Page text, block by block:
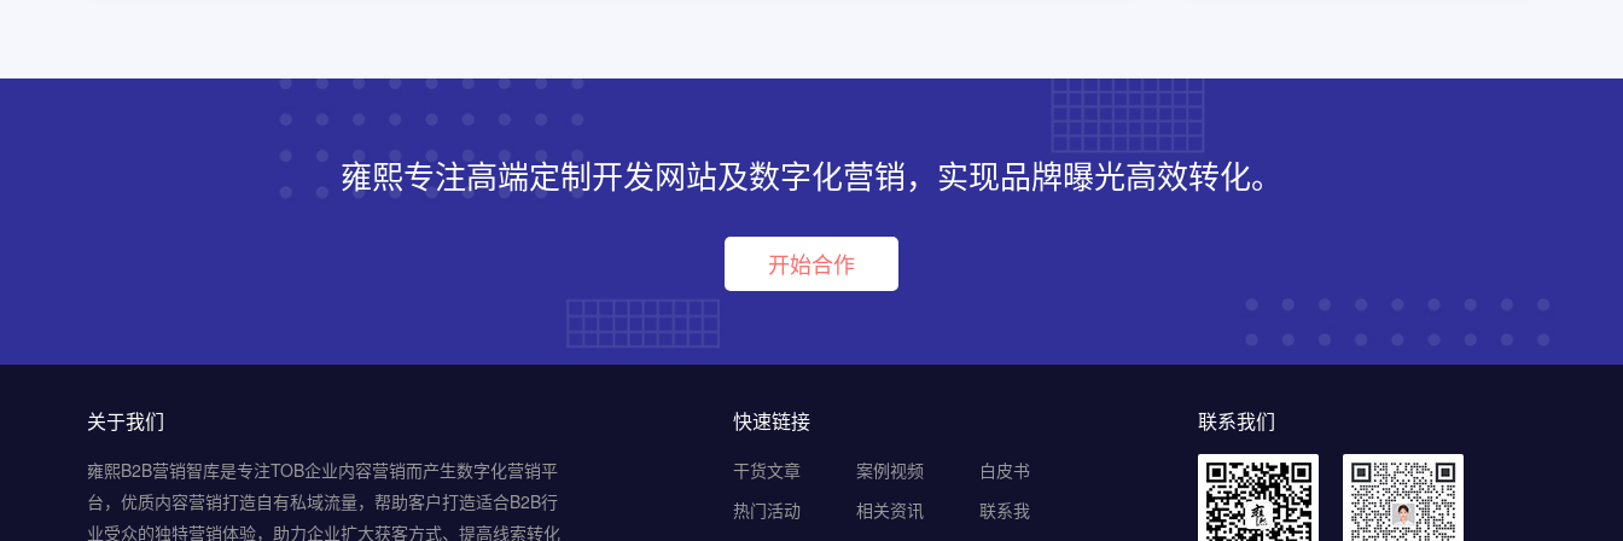
雍熙专注高端定制开发网站及数字化营销，实现品牌曝光高效转化。
开始合作
关于我们
雍熙B2B营销智库是专注TOB企业内容营销而产生数字化营销平
台，优质内容营销打造自有私域流量，帮助客户打造适合B2B行
业受众的独特营销体验，助力企业扩大获客方式、提高线索转化
快速链接
干货文章 案例视频
白皮书
热门活动
相关资讯 联系我
联系我们